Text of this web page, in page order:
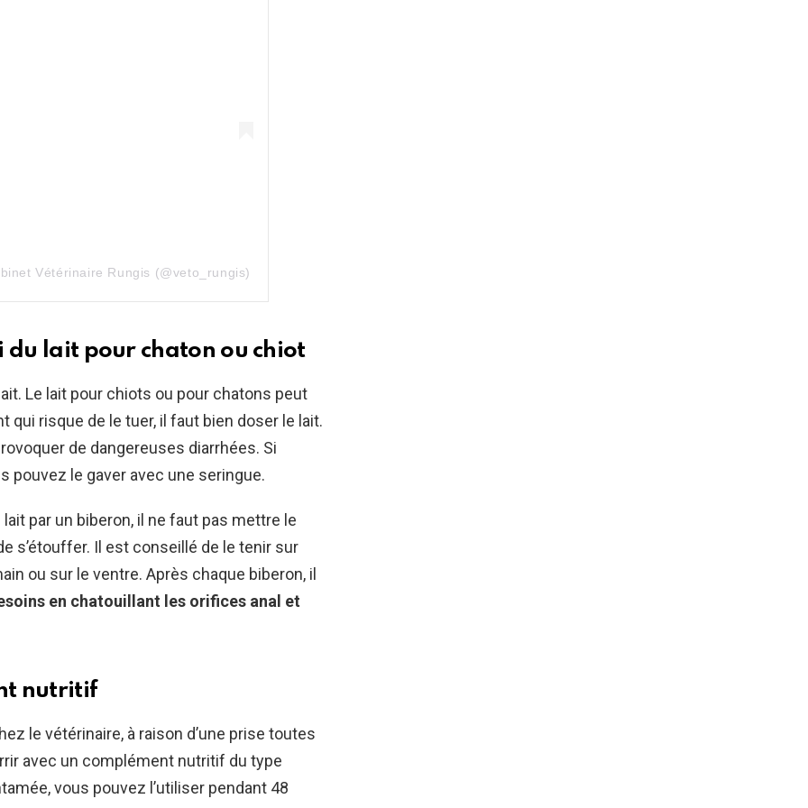
Vétérinaire Rungis (@veto_rungis)
lait pour chaton ou chiot
Le lait pour chiots ou pour chatons peut
qui risque de le tuer, il faut bien doser le lait.
de dangereuses diarrhées. Si
pouvez le gaver avec une seringue.
par un biberon, il ne faut pas mettre le
s’étouffer. Il est conseillé de le tenir sur
ou sur le ventre. Après chaque biberon, il
en chatouillant les orifices anal et
nutritif
le vétérinaire, à raison d’une prise toutes
avec un complément nutritif du type
vous pouvez l’utiliser pendant 48